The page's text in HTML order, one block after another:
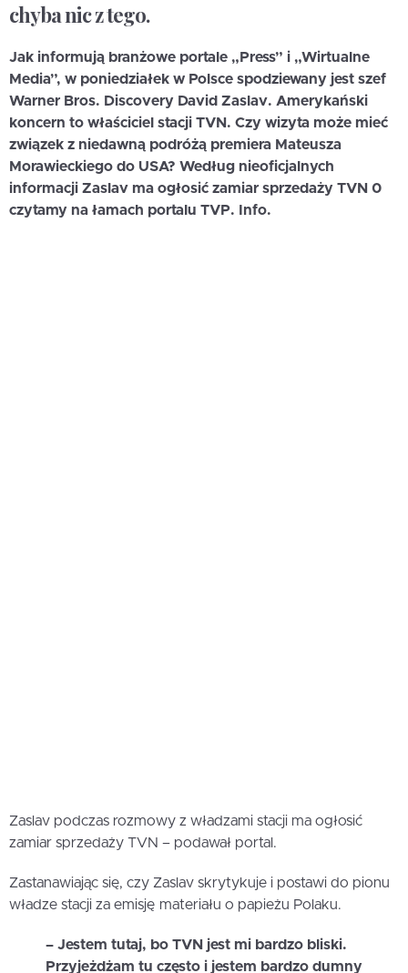
chyba nic z tego.
Jak informują branżowe portale „Press” i „Wirtualne
Media”, w poniedziałek w Polsce spodziewany jest szef
Warner Bros. Discovery David Zaslav. Amerykański
koncern to właściciel stacji TVN. Czy wizyta może mieć
związek z niedawną podróżą premiera Mateusza
Morawieckiego do USA? Według nieoficjalnych
informacji Zaslav ma ogłosić zamiar sprzedaży TVN 0
czytamy na łamach portalu TVP. Info.
Zaslav podczas rozmowy z władzami stacji ma ogłosić
zamiar sprzedaży TVN – podawał portal.
Zastanawiając się, czy Zaslav skrytykuje i postawi do pionu
władze stacji za emisję materiału o papieżu Polaku.
– Jestem tutaj, bo TVN jest mi bardzo bliski.
Przyjeżdżam tu często i jestem bardzo dumny